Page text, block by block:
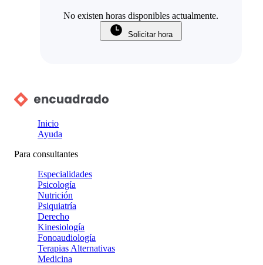
No existen horas disponibles actualmente.
Solicitar hora
Inicio
Ayuda
Para consultantes
Especialidades
Psicología
Nutrición
Psiquiatría
Derecho
Kinesiología
Fonoaudiología
Terapias Alternativas
Medicina